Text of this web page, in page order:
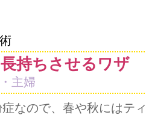
持ちさせるワザ
主婦
なので、春や秋にはテ